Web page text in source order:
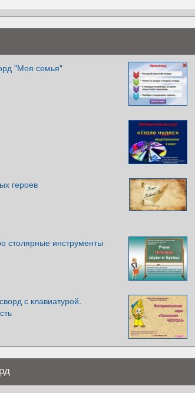
"Моя семья"
героев
столярные инструменты
с клавиатурой.